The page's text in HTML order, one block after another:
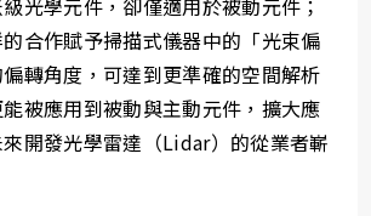
合作賦予掃描式儀器中的「光束偏
轉角度，可達到更準確的空間解析
被應用到被動與主動元件，擴大應
開發光學雷達（Lidar）的從業者嶄